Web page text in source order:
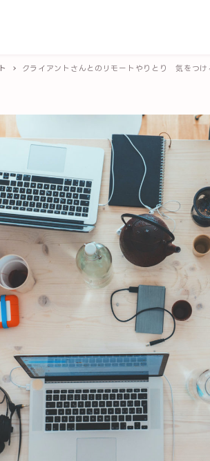
クライアントさんとのリモートやりとり 気をつ